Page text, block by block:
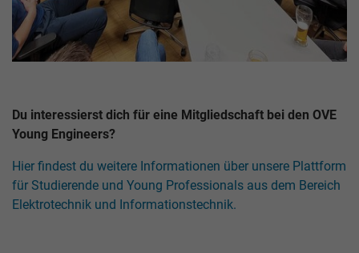
Du interessierst dich für eine Mitgliedschaft bei den OVE
Young Engineers?
Hier findest du weitere Informationen über unsere Plattform
für Studierende und Young Professionals aus dem Bereich
Elektrotechnik und Informationstechnik.